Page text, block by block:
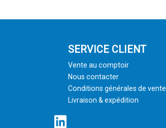
SERVICE CLIENT
Vente au comptoir
Nous contacter
Conditions générales de vente
Livraison & expédition